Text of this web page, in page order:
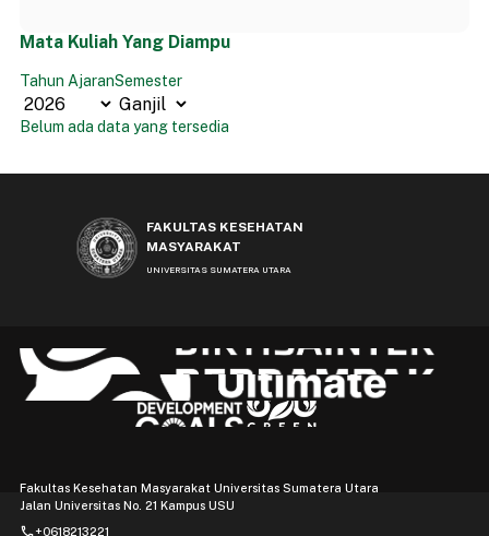
Mata Kuliah Yang Diampu
Tahun AjaranSemester
Belum ada data yang tersedia
FAKULTAS KESEHATAN
MASYARAKAT
UNIVERSITAS SUMATERA UTARA
Fakultas Kesehatan Masyarakat Universitas Sumatera Utara
Jalan Universitas No. 21 Kampus USU
phone+0618213221